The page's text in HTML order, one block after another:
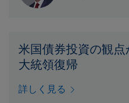
米国債券投資の観
大統領復帰
詳しく見る